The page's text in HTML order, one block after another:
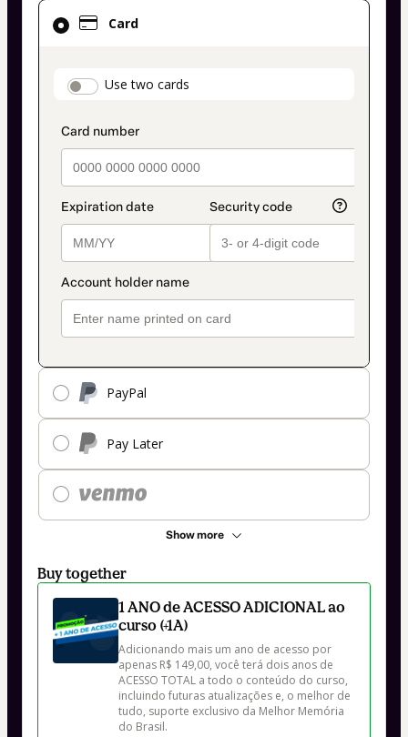
Card
payment_data.section_title_v2
Use two cards
PayPal
Pay Later
Show more
Card
selected
method
Buy together
1 ANO de ACESSO ADICIONAL ao
curso (+1A)
Adicionando mais um ano de acesso por
apenas R$ 149,00, você terá dois anos de
ACESSO TOTAL a todo o conteúdo do curso,
incluindo futuras atualizações e, o melhor de
tudo, suporte exclusivo da Melhor Memória
do Brasil.